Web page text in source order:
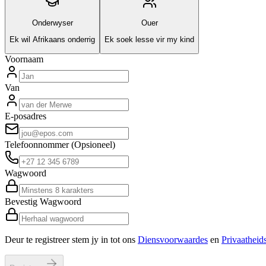
Onderwyser
Ek wil Afrikaans onderrig
Ouer
Ek soek lesse vir my kind
Voornaam
Van
E-posadres
Telefoonnommer(Opsioneel)
Wagwoord
Bevestig Wagwoord
Deur te registreer stem jy in tot ons Diensvoorwaardes en